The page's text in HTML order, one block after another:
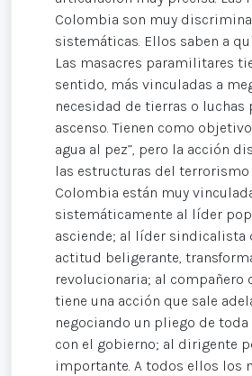
Colombia son muy
sistemáticas. Ellos saben a
Las masacres paramilitares
sentido, más vinculadas a
necesidad de tierras o luchas
ascenso. Tienen como
agua al pez”, pero la acción
las estructuras del terrorismo
Colombia están muy
sistemáticamente al líder
asciende; al líder sindicalista
actitud beligerante,
revolucionaria; al compañero
tiene una acción que sale
negociando un pliego de
con el gobierno; al dirigente
importante. A todos ellos los